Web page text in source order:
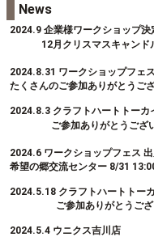
News
2024.9 企業様ワークショップ
12月クリスマスキャンド
2024.8.31 ワークショップフェス
たくさんのご参加ありがとうご
2024.8.3 クラフトハートトーカ
ご参加ありがとうござい
2024.6 ワークショップフェス
希望の郷交流センター 8/31
2024.5.18 クラフトハートトー
ご参加ありがとうござ
2024.5.4 ウニクス吉川店